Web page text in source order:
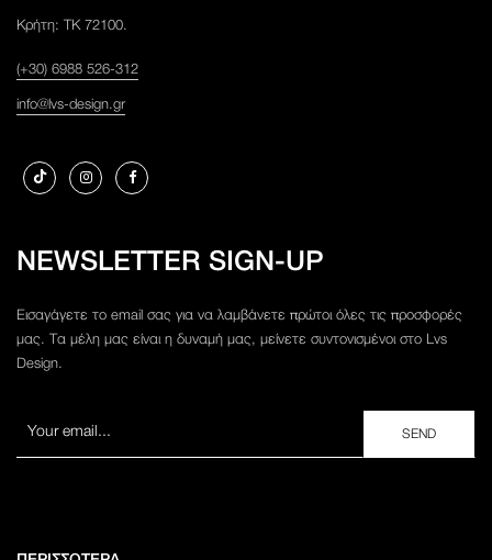
Κρήτη: ΤΚ 72100.
(+30) 6988 526-312
info@lvs-design.gr
NEWSLETTER SIGN-UP
Εισαγάγετε το email σας για να λαμβάνετε πρώτοι όλες τις προσφορές
μας. Τα μέλη μας είναι η δυναμή μας, μείνετε συντονισμένοι στο Lvs
Design.